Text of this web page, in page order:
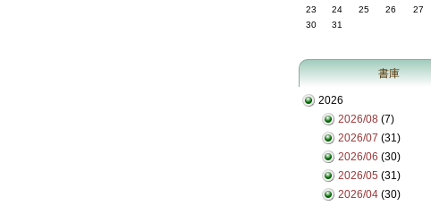
23
24 25 26 27
30
31
書庫
2026
2026/08 (7)
2026/07 (31)
2026/06 (30)
2026/05 (31)
2026/04 (30)